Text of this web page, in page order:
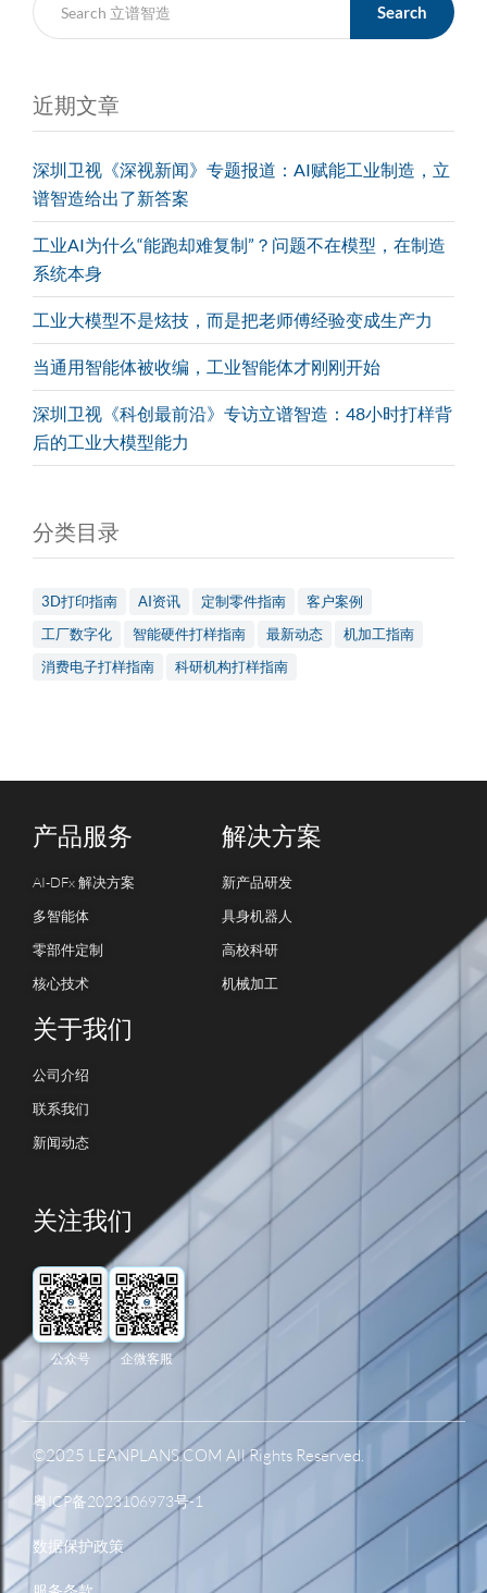
Search
近期文章
深圳卫视《深视新闻》专题报道：AI赋能工业制造，立
谱智造给出了新答案
工业AI为什么“能跑却难复制”？问题不在模型，在制造
系统本身
工业大模型不是炫技，而是把老师傅经验变成生产力
当通用智能体被收编，工业智能体才刚刚开始
深圳卫视《科创最前沿》专访立谱智造：48小时打样背
后的工业大模型能力
分类目录
3D打印指南 AI资讯 定制零件指南
客户案例
工厂数字化
智能硬件打样指南 最新动态
机加工指南
消费电子打样指南
科研机构打样指南
产品服务
AI-DFx 解决方案
多智能体
零部件定制
核心技术
解决方案
新产品研发
具身机器人
高校科研
机械加工
关于我们
公司介绍
联系我们
新闻动态
关注我们
公众号 企微客服
©2025 LEANPLANS.COM All Rights Reserved.
粤ICP备2023106973号-1
数据保护政策